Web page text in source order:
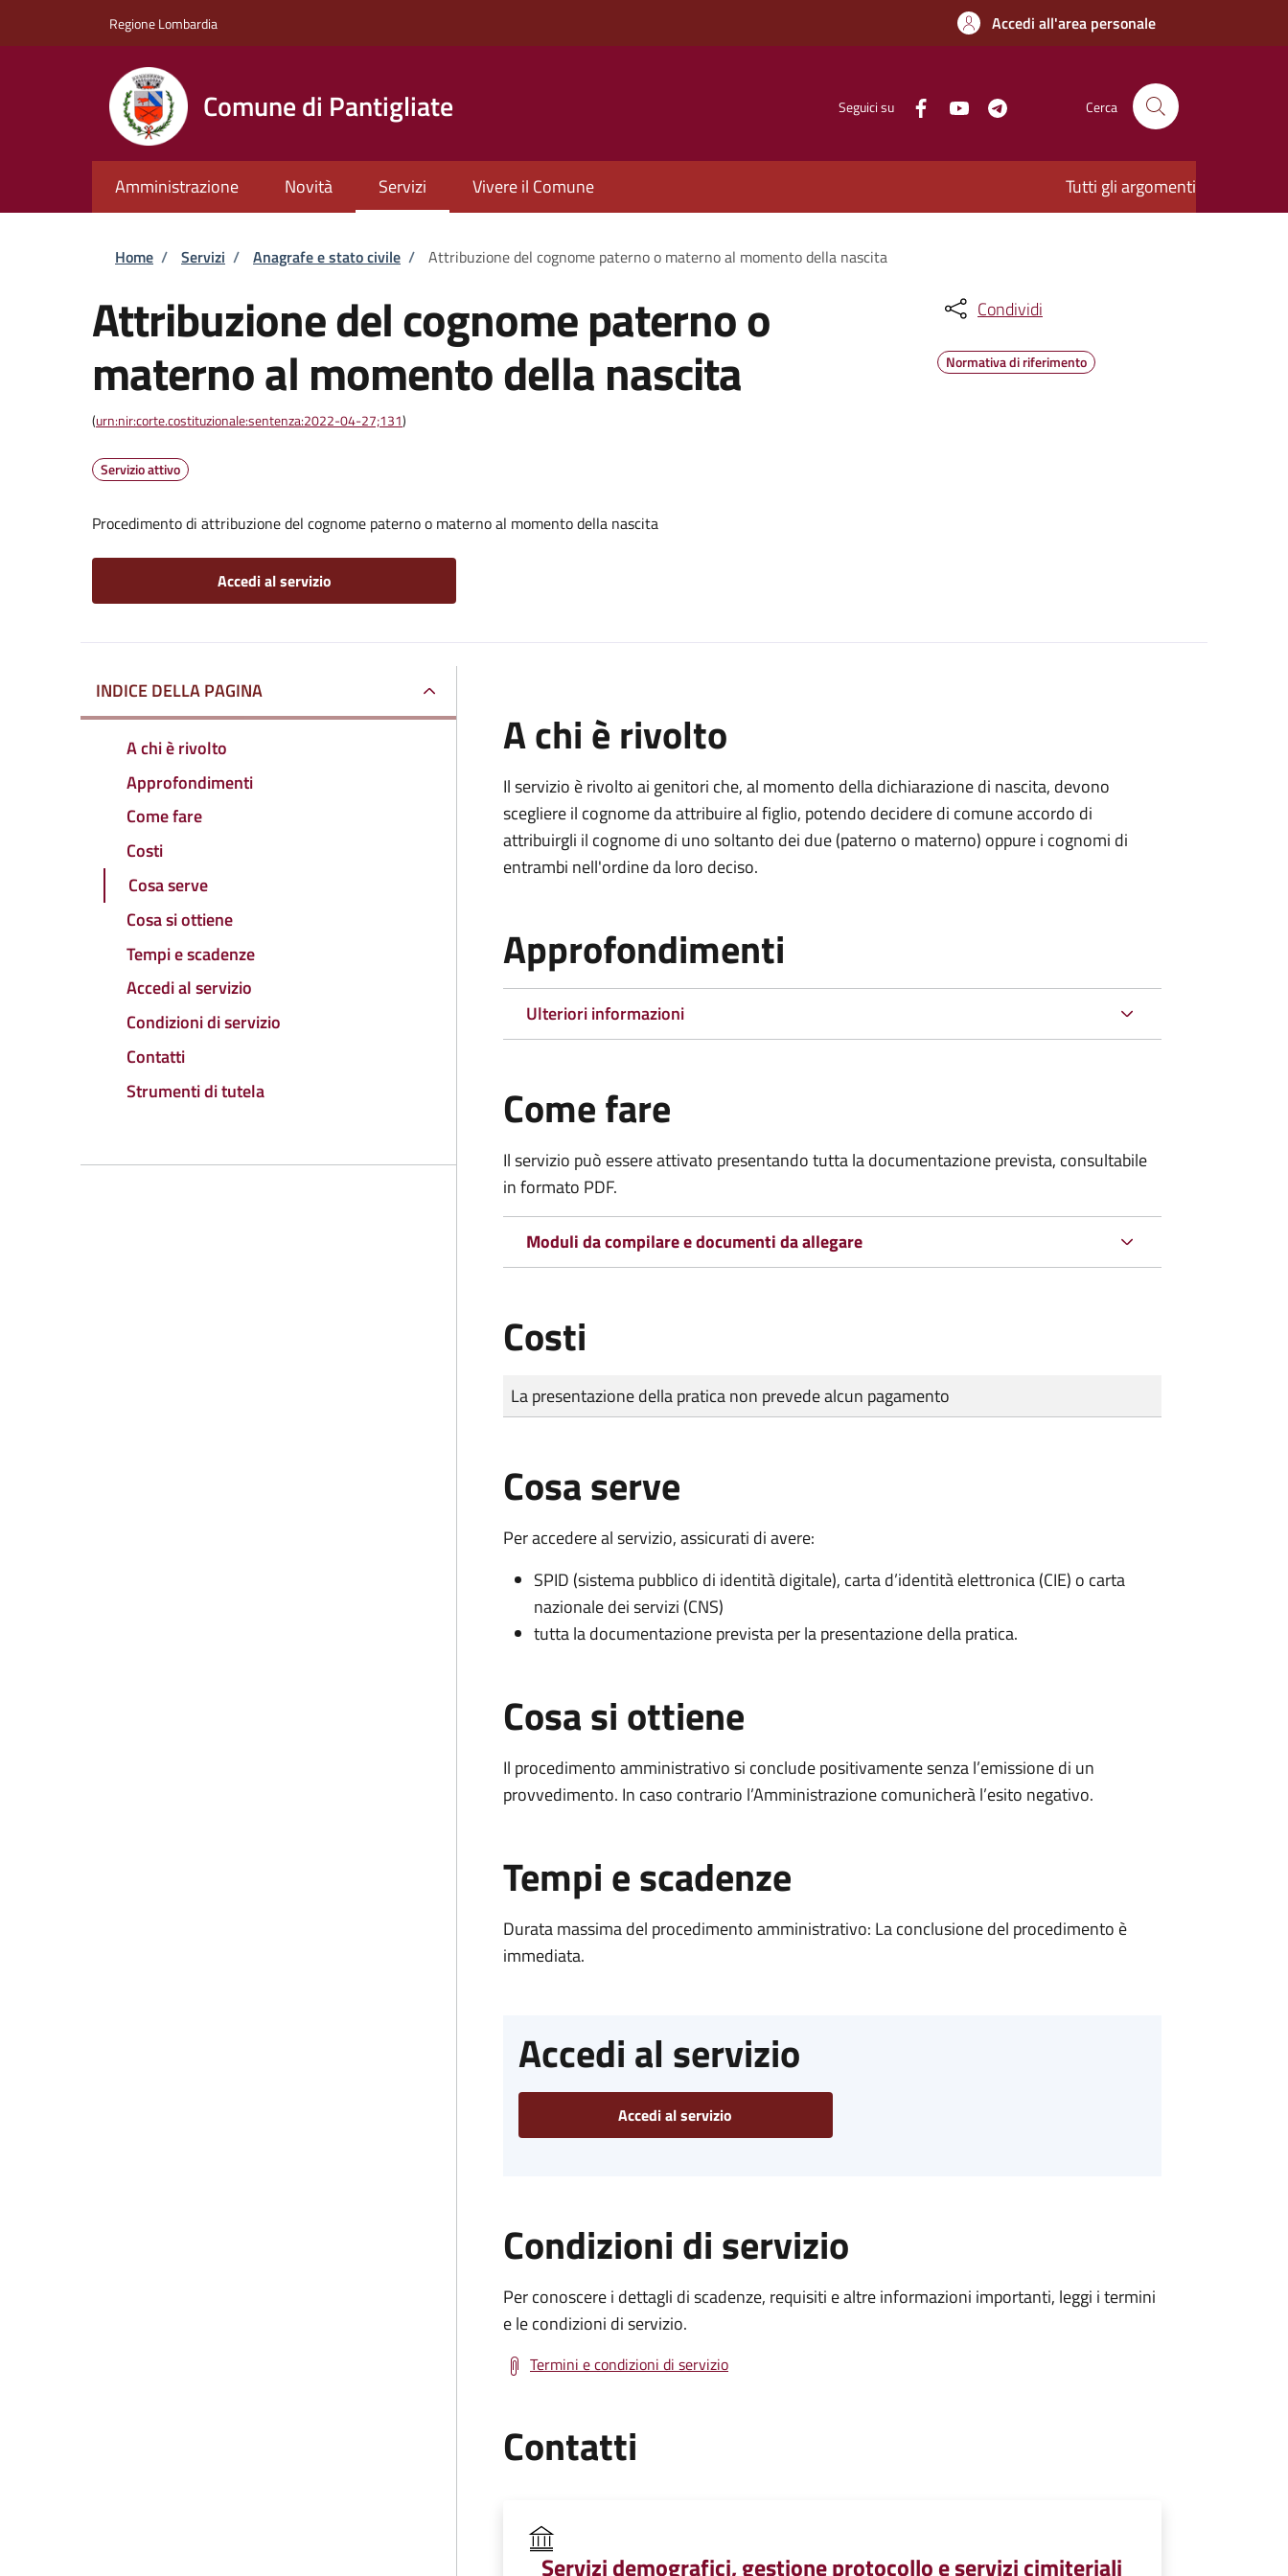
Regione Lombardia Accedi all'area personale
Comune di Pantigliate Seguici su Cerca
Amministrazione Novità Servizi Vivere il Comune Tutti gli argomenti
Briciole di pane
Home / Servizi / Anagrafe e stato civile / Attribuzione del cognome paterno o materno al momento della nascita
Attribuzione del cognome paterno o
materno al momento della nascita
(urn:nir:corte.costituzionale:sentenza:2022-04-27;131)
Servizio attivo
Procedimento di attribuzione del cognome paterno o materno al momento della nascita
Accedi al servizio
Condividi
Normativa di riferimento
INDICE DELLA PAGINA
A chi è rivolto
Approfondimenti
Come fare
Costi
Cosa serve
Cosa si ottiene
Tempi e scadenze
Accedi al servizio
Condizioni di servizio
Contatti
Strumenti di tutela
A chi è rivolto
Il servizio è rivolto ai genitori che, al momento della dichiarazione di nascita, devono
scegliere il cognome da attribuire al figlio, potendo decidere di comune accordo di
attribuirgli il cognome di uno soltanto dei due (paterno o materno) oppure i cognomi di
entrambi nell'ordine da loro deciso.
Approfondimenti
Ulteriori informazioni
Come fare
Il servizio può essere attivato presentando tutta la documentazione prevista, consultabile
in formato PDF.
Moduli da compilare e documenti da allegare
Costi
Tipo di pagamento
Importo
La presentazione della pratica non prevede alcun pagamento
Cosa serve
Per accedere al servizio, assicurati di avere:
SPID (sistema pubblico di identità digitale), carta d’identità elettronica (CIE) o carta
nazionale dei servizi (CNS)
tutta la documentazione prevista per la presentazione della pratica.
Cosa si ottiene
Il procedimento amministrativo si conclude positivamente senza l’emissione di un
provvedimento. In caso contrario l’Amministrazione comunicherà l’esito negativo.
Tempi e scadenze
Durata massima del procedimento amministrativo: La conclusione del procedimento è
immediata.
Accedi al servizio
Accedi al servizio
Condizioni di servizio
Per conoscere i dettagli di scadenze, requisiti e altre informazioni importanti, leggi i termini
e le condizioni di servizio.
Termini e condizioni di servizio
Contatti
Servizi demografici, gestione protocollo e servizi cimiteriali